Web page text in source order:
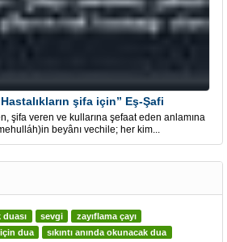
şifa için” Eş-Şafi
şifa veren ve kullarına şefaat eden anlamına
beyânı vechile; her kim...
duası sevgi
zayıflama çayı
için dua sıkıntı anında okunacak dua